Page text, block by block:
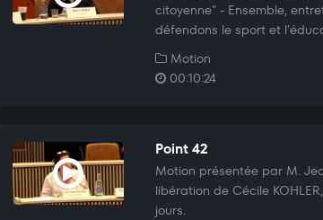
citoyenne" - Ensemble,
défendons le sport et
Motion
00:10:24
Point 42
Motion présentée par M.
libération de Cécile
jours.